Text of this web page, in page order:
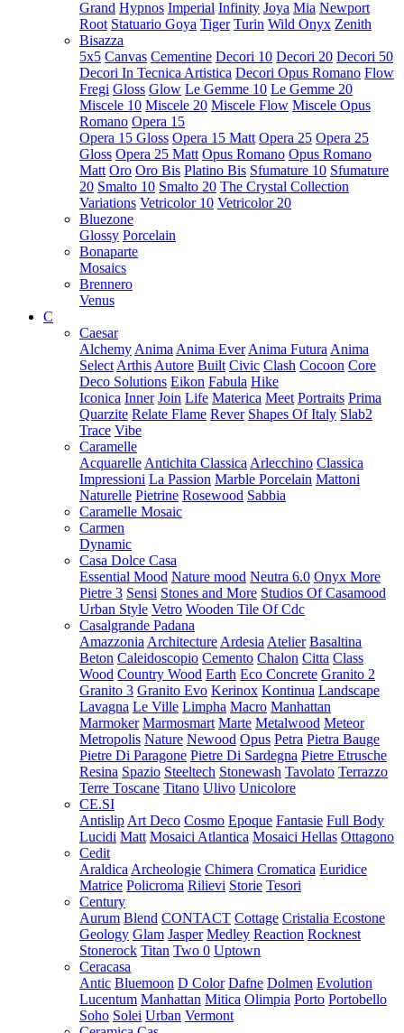
Grand Hypnos Imperial Infinity Joya Mia Newport
Root Statuario Goya Tiger Turin Wild Onyx Zenith
Bisazza
5x5 Canvas Cementine Decori 10 Decori 20 Decori 50
Decori In Tecnica Artistica Decori Opus Romano Flow
Fregi Gloss Glow Le Gemme 10 Le Gemme 20
Miscele 10 Miscele 20 Miscele Flow Miscele Opus
Romano Opera 15
Opera 15 Gloss Opera 15 Matt Opera 25 Opera 25
Gloss Opera 25 Matt Opus Romano Opus Romano
Matt Oro Oro Bis Platino Bis Sfumature 10 Sfumature
20 Smalto 10 Smalto 20 The Crystal Collection
Variations Vetricolor 10 Vetricolor 20
Bluezone
Glossy Porcelain
Bonaparte
Mosaics
Brennero
Venus
C
Caesar
Alchemy Anima Anima Ever Anima Futura Anima
Select Arthis Autore Built Civic Clash Cocoon Core
Deco Solutions Eikon Fabula Hike
Iconica Inner Join Life Materica Meet Portraits Prima
Quarzite Relate Flame Rever Shapes Of Italy Slab2
Trace Vibe
Caramelle
Acquarelle Antichita Classica Arlecchino Classica
Impressioni La Passion Marble Porcelain Mattoni
Naturelle Pietrine Rosewood Sabbia
Caramelle Mosaic
Carmen
Dynamic
Casa Dolce Casa
Essential Mood Nature mood Neutra 6.0 Onyx More
Pietre 3 Sensi Stones and More Studios Of Casamood
Urban Style Vetro Wooden Tile Of Cdc
Casalgrande Padana
Amazzonia Architecture Ardesia Atelier Basaltina
Beton Caleidoscopio Cemento Chalon Citta Class
Wood Country Wood Earth Eco Concrete Granito 2
Granito 3 Granito Evo Kerinox Kontinua Landscape
Lavagna Le Ville Limpha Macro Manhattan
Marmoker Marmosmart Marte Metalwood Meteor
Metropolis Nature Newood Opus Petra Pietra Bauge
Pietre Di Paragone Pietre Di Sardegna Pietre Etrusche
Resina Spazio Steeltech Stonewash Tavolato Terrazzo
Terre Toscane Titano Ulivo Unicolore
CE.SI
Antislip Art Deco Cosmo Epoque Fantasie Full Body
Lucidi Matt Mosaici Atlantica Mosaici Hellas Ottagono
Cedit
Araldica Archeologie Chimera Cromatica Euridice
Matrice Policroma Rilievi Storie Tesori
Century
Aurum Blend CONTACT Cottage Cristalia Ecostone
Geology Glam Jasper Medley Reaction Rocknest
Stonerock Titan Two 0 Uptown
Ceracasa
Antic Bluemoon D Color Dafne Dolmen Evolution
Lucentum Manhattan Mitica Olimpia Porto Portobello
Soho Solei Urban Vermont